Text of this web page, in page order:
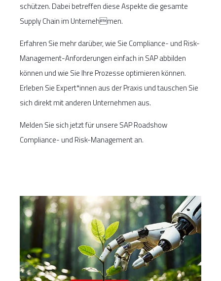
schützen. Dabei betreffen diese Aspekte die gesamte
Supply Chain im Unternehmen.
Erfahren Sie mehr darüber, wie Sie Compliance- und Risk-
Management-Anforderungen einfach in SAP abbilden
können und wie Sie Ihre Prozesse optimieren können.
Erleben Sie Expert*innen aus der Praxis und tauschen Sie
sich direkt mit anderen Unternehmen aus.
Melden Sie sich jetzt für unsere SAP Roadshow
Compliance- und Risk-Management an.